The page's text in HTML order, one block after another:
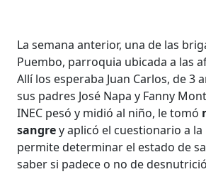
La semana anterior, una de las
Puembo, parroquia ubicada a las
Allí los esperaba Juan Carlos, de 3
sus padres José Napa y Fanny
INEC pesó y midió al niño, le tomó
sangrey aplicó el cuestionario a la
permite determinar el estado de
saber si padece o no de